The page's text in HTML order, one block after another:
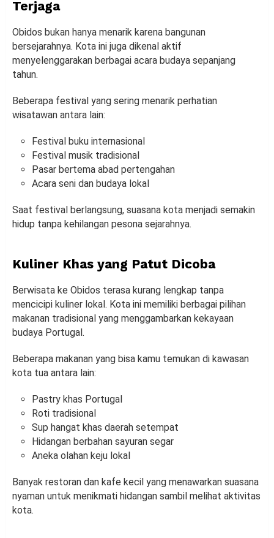
Terjaga
Obidos bukan hanya menarik karena bangunan
bersejarahnya. Kota ini juga dikenal aktif
menyelenggarakan berbagai acara budaya sepanjang
tahun.
Beberapa festival yang sering menarik perhatian
wisatawan antara lain:
Festival buku internasional
Festival musik tradisional
Pasar bertema abad pertengahan
Acara seni dan budaya lokal
Saat festival berlangsung, suasana kota menjadi semakin
hidup tanpa kehilangan pesona sejarahnya.
Kuliner Khas yang Patut Dicoba
Berwisata ke Obidos terasa kurang lengkap tanpa
mencicipi kuliner lokal. Kota ini memiliki berbagai pilihan
makanan tradisional yang menggambarkan kekayaan
budaya Portugal.
Beberapa makanan yang bisa kamu temukan di kawasan
kota tua antara lain:
Pastry khas Portugal
Roti tradisional
Sup hangat khas daerah setempat
Hidangan berbahan sayuran segar
Aneka olahan keju lokal
Banyak restoran dan kafe kecil yang menawarkan suasana
nyaman untuk menikmati hidangan sambil melihat aktivitas
kota.